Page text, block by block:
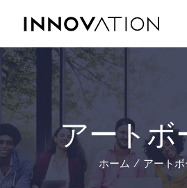
content
アートボ
ホーム / アートボ